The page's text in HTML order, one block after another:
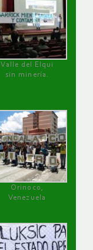
Valle del Elqui
sin minería.
Orinoco,
Venezuela